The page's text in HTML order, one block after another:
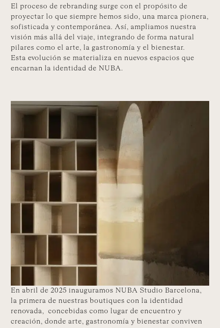
El proceso de rebranding surge con el propósito de
proyectar lo que siempre hemos sido, una marca pionera,
sofisticada y contemporánea. Así, ampliamos nuestra
visión más allá del viaje, integrando de forma natural
pilares como el arte, la gastronomía y el bienestar.
Esta evolución se materializa en nuevos espacios que
encarnan la identidad de NUBA.
En abril de 2025 inauguramos NUBA Studio Barcelona,
la primera de nuestras boutiques con la identidad
renovada, concebidas como lugar de encuentro y
creación, donde arte, gastronomía y bienestar conviven